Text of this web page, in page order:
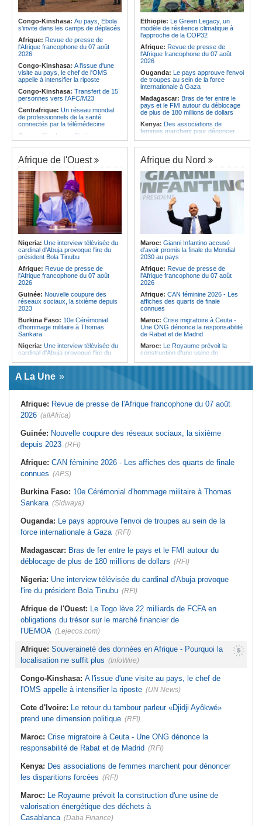
Afrique:L'Angola possède l'un des
régimes juridiques les plus complets
du continent
Afrique:AfroBasket U18 (F) - Le
Sénégal craque au 3e quart-temps
et s'incline face à la Tunisie (44-43)
Angola:La nouvelle loi renforce la
protection des institutions contre les
cyberattaques, selon Mário Oliveira
Angola:Le pays criminalise la
diffusion de fausses informations
sur Internet
Congo-Kinshasa: Au pays, Ebola
s'invite dans les camps de déplacés
Afrique: Revue de presse de
l'Afrique francophone du 07 août
2026
Congo-Kinshasa: A l'issue d'une
visite au pays, le chef de l'OMS
appelle à intensifier la riposte
Congo-Kinshasa: Transfert de 15
personnes vers l'AFC/M23
Centrafrique: Un réseau mondial
de professionnels de la santé
connectés par la télémédecine
Congo-Kinshasa: Ebola au pays -
Africa CDC mise sur les
communautés
Afrique Centrale:L'explosion de la
demande de viande de brousse
extermine la faune sauvage
Congo-Kinshasa:Après l'accord
avec une branche des FDLR, les
zones d'ombre persistent
Centrafrique: Un gendarme détenu
par le groupe armé AAKG retrouve
la liberté
Rome et Kigali discutent
d'une possible externalisation au
pays des procédures d'asile à
destination de l'Italie
Ethiopie: Le Green Legacy, un
modèle de résilience climatique à
l'approche de la COP32
Afrique: Revue de presse de
l'Afrique francophone du 07 août
2026
Ouganda: Le pays approuve l'envoi
de troupes au sein de la force
internationale à Gaza
Madagascar: Bras de fer entre le
pays et le FMI autour du déblocage
de plus de 180 millions de dollars
Kenya: Des associations de
femmes marchent pour dénoncer
Afrique:La CEA renforce les
capacités des parlementaires de
l'Afrique de l'Est
Congo-Kinshasa:
Après l'accord
avec une branche des FDLR, les
zones d'ombre persistent
Sud-Soudan:
Le pays à la croisée
des chemins, alerte l'ONU
Rwanda:Rome et Kigali discutent
d'une possible externalisation au
pays des procédures d'asile à
destination de l'Italie
Somalie:Le camp de Galkayo
frappé par une violente attaque des
Forces du Puntland
Afrique de l'Ouest
Nigeria: Une interview télévisée du
cardinal d'Abuja provoque l'ire du
président Bola Tinubu
Afrique: Revue de presse de
l'Afrique francophone du 07 août
2026
Guinée: Nouvelle coupure des
réseaux sociaux, la sixième depuis
2023
Burkina Faso: 10e Cérémonial
d'hommage militaire à Thomas
Sankara
Nigeria: Une interview télévisée du
cardinal d'Abuja provoque l'ire du
Afrique de l'Ouest:
22 milliards de FCFA en obligations
l'UEMOA
Cote d'Ivoire:Le retour du tambour
parleur «Djidji Ayôkwé» prend une
dimension politique
Guinée:
Le président dissipe les
doutes concernant son état de
santé dans un message publié sur X
l'assurance pour tous - Le pacte de
- Les retards du calendrier
alimentent les soupçons d'un report
Afrique du Nord
Maroc: Gianni Infantino accusé
d'avoir promis la finale du Mondial
2030 au pays
Afrique: Revue de presse de
l'Afrique francophone du 07 août
2026
Afrique: CAN féminine 2026 - Les
affiches des quarts de finale
connues
Maroc: Crise migratoire à Ceuta -
Une ONG dénonce la responsabilité
de Rabat et de Madrid
Maroc: Le Royaume prévoit la
construction d'une usine de
déchets à Casablanca
agents de sécurité, selon des
associations
Maroc:Au-délà du communiqué -
de Sebta
Tunisie: Basket - Eliminatoires
A La Une
Afrique: Revue de presse de l'Afrique francophone du 07 août
2026 (allAfrica)
Guinée: Nouvelle coupure des réseaux sociaux, la sixième
depuis 2023 (RFI)
Afrique: CAN féminine 2026 - Les affiches des quarts de finale
connues (APS)
Burkina Faso: 10e Cérémonial d'hommage militaire à Thomas
Sankara (Sidwaya)
Ouganda: Le pays approuve l'envoi de troupes au sein de la
force internationale à Gaza (RFI)
Madagascar: Bras de fer entre le pays et le FMI autour du
déblocage de plus de 180 millions de dollars (RFI)
Nigeria: Une interview télévisée du cardinal d'Abuja provoque
l'ire du président Bola Tinubu (RFI)
Afrique de l'Ouest: Le Togo lève 22 milliards de FCFA en
obligations du trésor sur le marché financier de
l'UEMOA (Lejecos.com)
Afrique: Souveraineté des données en Afrique - Pourquoi la
localisation ne suffit plus (InfoWire)
Congo-Kinshasa: A l'issue d'une visite au pays, le chef de
l'OMS appelle à intensifier la riposte (UN News)
Cote d'Ivoire: Le retour du tambour parleur «Djidji Ayôkwé»
prend une dimension politique (RFI)
Maroc: Crise migratoire à Ceuta - Une ONG dénonce la
responsabilité de Rabat et de Madrid (RFI)
Kenya: Des associations de femmes marchent pour dénoncer
les disparitions forcées (RFI)
Maroc: Le Royaume prévoit la construction d'une usine de
valorisation énergétique des déchets à
Casablanca (Daba Finance)